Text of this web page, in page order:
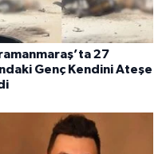
27
Genç Kendini Ateşe